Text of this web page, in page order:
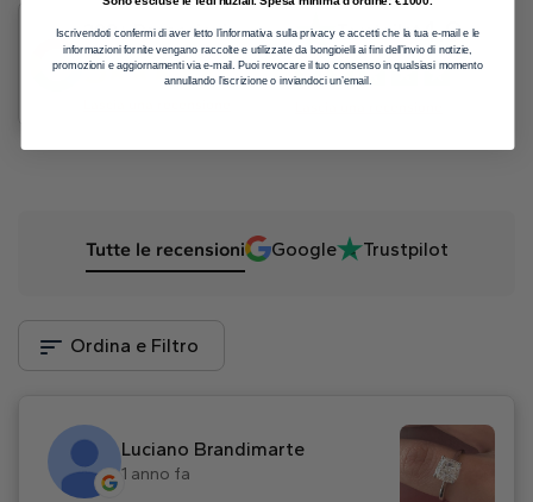
300+ Recensioni
5
Trustpilot4.9
Tutte le recensioni Google Trustpilot
Ordina e Filtro
Luciano Brandimarte
1 anno fa
Iscrivendoti confermi di aver letto l’informativa sulla privacy e accetti che la tua e-mail e le
informazioni fornite vengano raccolte e utilizzate da bongioielli ai fini dell’invio di notizie,
promozioni e aggiornamenti via e-mail. Puoi revocare il tuo consenso in qualsiasi momento
annullando l’iscrizione o inviandoci un’email.